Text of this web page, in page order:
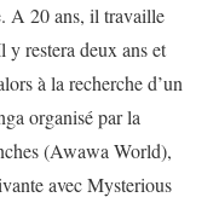
A 20 ans, il travaille
restera deux ans et
à la recherche d’un
organisé par la
(Awawa World),
avec Mysterious